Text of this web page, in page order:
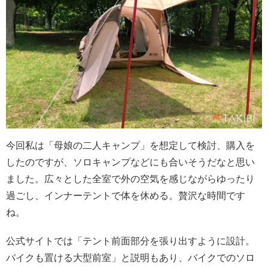
今回私は「母娘の二人キャンプ」を想定して検討、購入を
したのですが、ソロキャンプなどにも合いそうだなと思い
ました。広々とした全室で外の空気を感じながらゆったり
過ごし、インナーテントで体を休める。贅沢な時間です
ね。
公式サイトでは「テント前面部分を張り出すように設計。
バイクも置ける大型前室」と説明もあり、バイクでのソロ